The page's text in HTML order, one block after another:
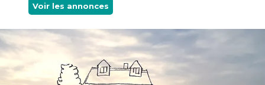
Voir les annonces